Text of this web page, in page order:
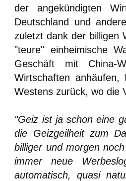
der angekündigten
Deutschland und
zuletzt dank der billigen
"teure" einheimische
Geschäft mit China-
Wirtschaften
Westens zurück, wo die
"Geiz ist ja schon eine
die Geizgeilheit zum
billiger und morgen
immer neue
automatisch, quasi